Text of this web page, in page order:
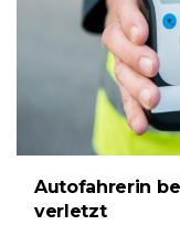
Autofahrerin
verletzt